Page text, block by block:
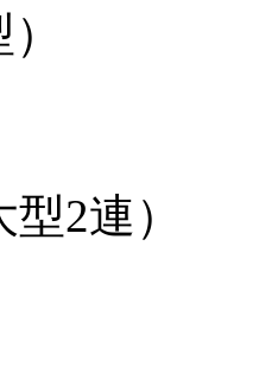
2連）